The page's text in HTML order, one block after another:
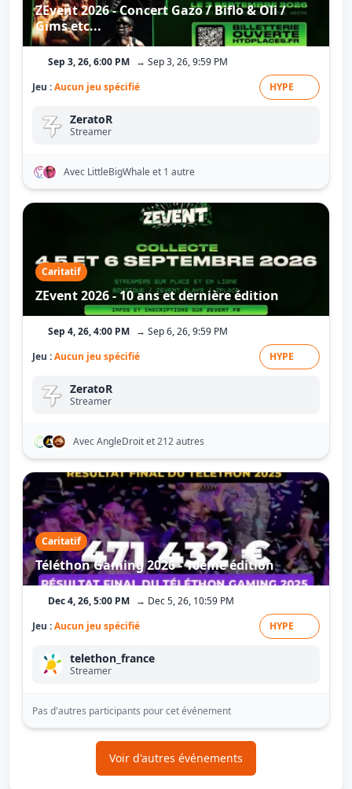
ZEvent 2026 - Concert Gazo / Biflo & Oli /
Gims etc...
Sep 3, 26, 6:00 PM → Sep 3, 26, 9:59 PM
Jeu :Aucun jeu spécifié HYPE
ZeratoR
Streamer
Avec LittleBigWhaleet 1 autre
Caritatif
ZEvent 2026 - 10 ans et dernière édition
Sep 4, 26, 4:00 PM → Sep 6, 26, 9:59 PM
Jeu :Aucun jeu spécifié HYPE
ZeratoR
Streamer
Avec AngleDroitet 212 autres
Caritatif
Téléthon Gaming 2026 - 10ème édition
Dec 4, 26, 5:00 PM → Dec 5, 26, 10:59 PM
Jeu :Aucun jeu spécifié HYPE
telethon_france
Streamer
Pas d'autres participants pour cet événement
Voir d'autres événements